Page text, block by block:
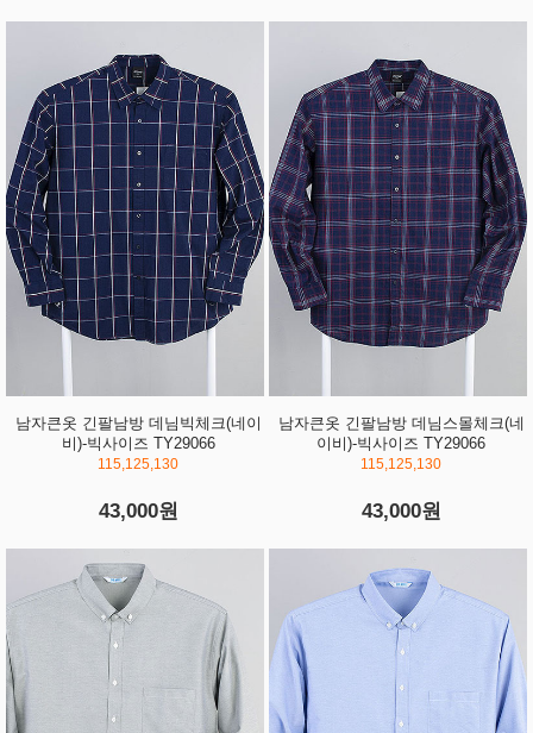
남자큰옷 긴팔남방 데님빅체크(네이
비)-빅사이즈 TY29066
115,125,130
43,000원
남자큰옷 긴팔남방 데님스몰체크(네
이비)-빅사이즈 TY29066
115,125,130
43,000원